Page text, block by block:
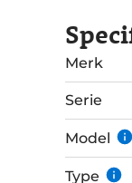
opties
Merk
Serie
Model
Type